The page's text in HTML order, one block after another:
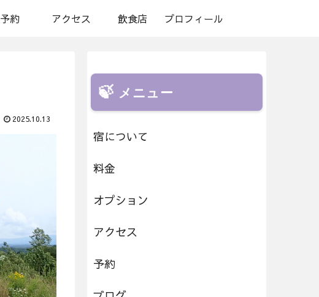
予約 アクセス 飲食店 プロフィール
2025.10.13
メニュー
宿について
料金
オプション
アクセス
予約